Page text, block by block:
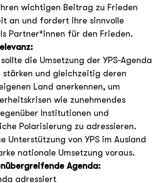
wichtigen Beitrag zu Frieden
an und fordert ihre sinnvolle
Partner*innen für den Frieden.
die Umsetzung der YPS-Agenda
und gleichzeitig deren
Land anerkennen, um
wie zunehmendes
Institutionen und
Polarisierung zu adressieren.
Unterstützung von YPS im Ausland
nationale Umsetzung voraus.
Agenda:
adressiert